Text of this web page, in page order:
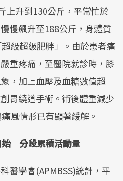
上升到130公斤，平常忙於
慢飆升至188公斤，身體質
級超級肥胖」。由於患者痛
重疼痛，至醫院就診時，膝
，加上血壓及血糖數值超
胃繞道手術。術後體重減少
風情形已有顯著緩解。
始 分段累積活動量
醫學會(APMBSS)統計，平